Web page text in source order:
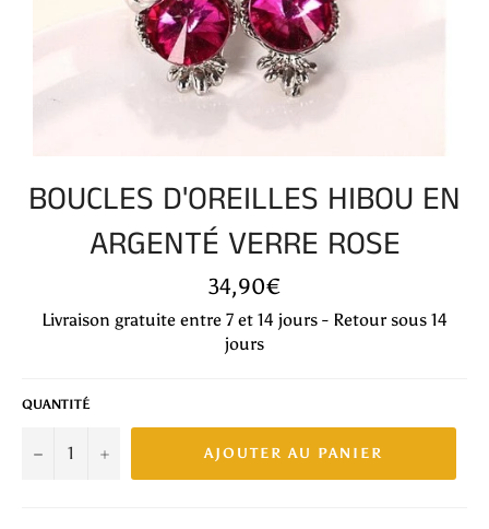
BOUCLES D'OREILLES HIBOU EN
ARGENTÉ VERRE ROSE
Prix
régulier
34,90€
Livraison gratuite entre 7 et 14 jours - Retour sous 14
jours
QUANTITÉ
− + AJOUTER AU PANIER